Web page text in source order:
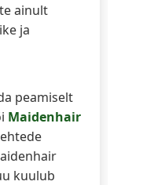
ainult
ja
peamiselt
Maidenhair
kuulub